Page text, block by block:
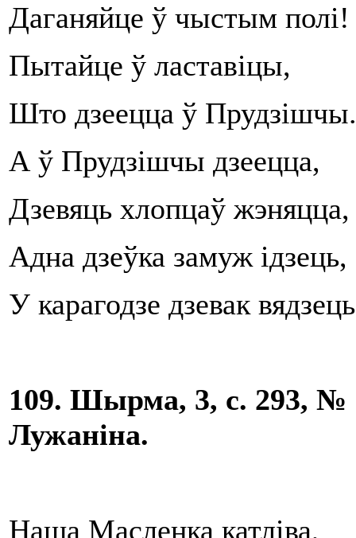
Даганяйце ў чыстым полі!
Пытайце ў ластавіцы,
Што дзеецца ў Прудзішчы.
А ў Прудзішчы дзеецца,
Дзевяць хлопцаў жэняцца,
Адна дзеўка замуж ідзець,
У карагодзе дзевак
109. Шырма, 3, с. 293, №
Лужаніна.
Наша Масленка катліва,